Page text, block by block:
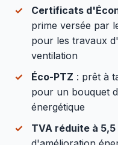
Certificats
prime versée par
pour les travaux
ventilation
Éco-PTZ : prêt à
pour un bouquet
énergétique
TVA réduite à 5,5